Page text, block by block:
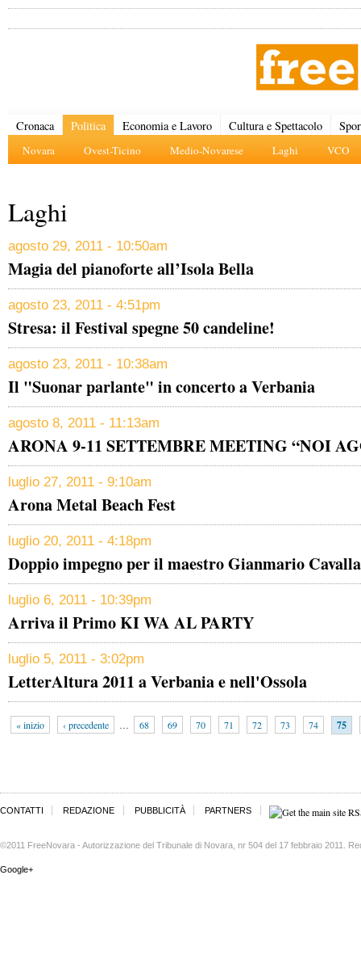
Cronaca Politica
Novara Ovest-Ticino Medio-Novarese Laghi VCO
Economia e Lavoro Cultura e Spettacolo
Laghi
agosto 29, 2011 - 10:50am
Magia del pianoforte all’Isola Bella
agosto 23, 2011 - 4:51pm
Stresa: il Festival spegne 50 candeline!
agosto 23, 2011 - 10:38am
Il "Suonar parlante" in concerto a Verbania
agosto 8, 2011 - 11:13am
ARONA 9-11 SETTEMBRE MEETING “NOI
luglio 27, 2011 - 9:10am
Arona Metal Beach Fest
luglio 20, 2011 - 4:18pm
Doppio impegno per il maestro Gianmario
luglio 6, 2011 - 10:39pm
Arriva il Primo KI WA AL PARTY
luglio 5, 2011 - 3:02pm
LetterAltura 2011 a Verbania e nell'Ossola
« inizio ‹ precedente … 68 69 70 71 72 73 74 75
CONTATTI REDAZIONE PUBBLICITÀ PARTNERS
©2011 FreeNovara - Autorizzazione del Tribunale di Novara, nr 504 del 17 febbraio 2011.
Google+